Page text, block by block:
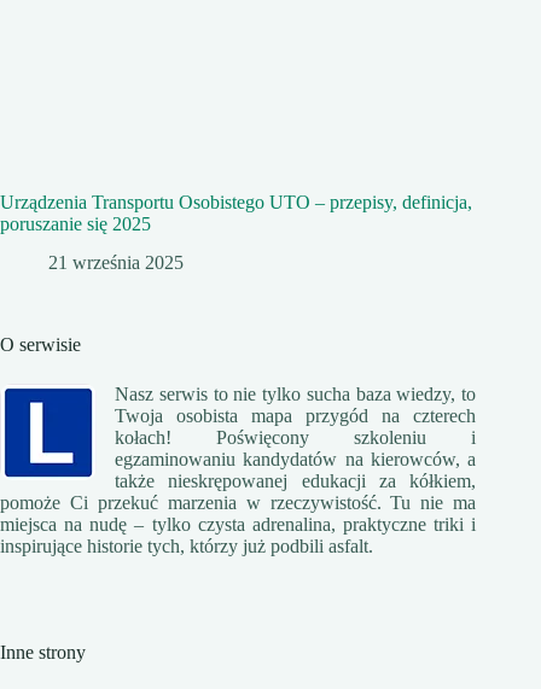
Urządzenia Transportu Osobistego UTO – przepisy, definicja,
poruszanie się 2025
21 września 2025
O serwisie
Nasz serwis to nie tylko sucha baza wiedzy, to
Twoja osobista mapa przygód na czterech
kołach! Poświęcony szkoleniu i
egzaminowaniu kandydatów na kierowców, a
także nieskrępowanej edukacji za kółkiem,
pomoże Ci przekuć marzenia w rzeczywistość. Tu nie ma
miejsca na nudę – tylko czysta adrenalina, praktyczne triki i
inspirujące historie tych, którzy już podbili asfalt.
Inne strony